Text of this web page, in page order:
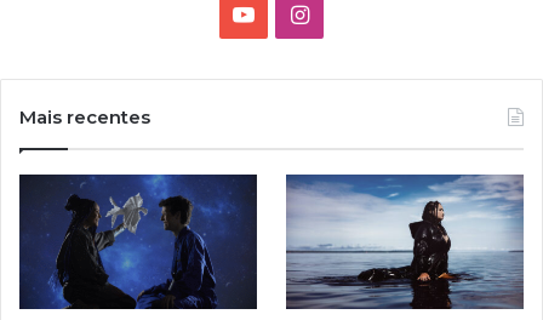
e
I
g
r
Mais recentes